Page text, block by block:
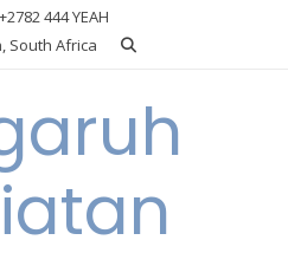
444 YEAH
South Africa